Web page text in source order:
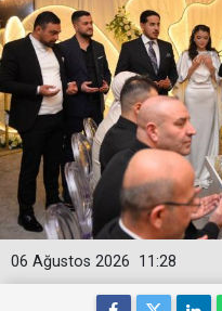
11:28
06 Ağustos 2026